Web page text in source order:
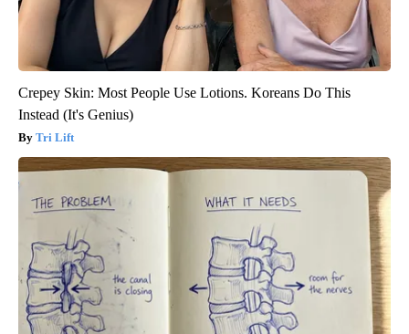
Crepey Skin: Most People Use Lotions. Koreans Do This
Instead (It's Genius)
Tri Lift